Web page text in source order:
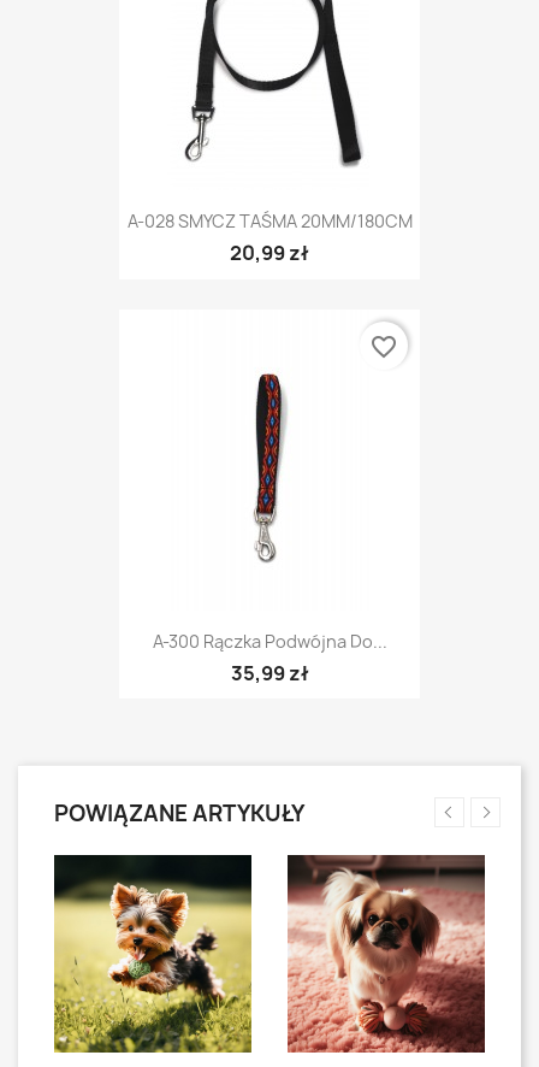
A-028 SMYCZ TAŚMA 20MM/180CM
20,99 zł
A-300 Rączka Podwójna Do...
35,99 zł
favorite_border
POWIĄZANE ARTYKUŁY